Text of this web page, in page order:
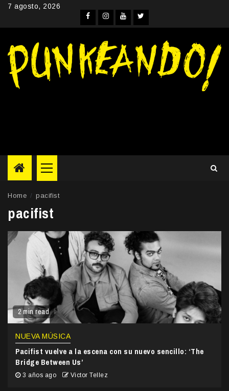
Skip7 agosto, 2026
Facebook
Instagram
YouTube
Twitter
Primary
Menu
Home pacifist
pacifist
2 min read
NUEVA MÚSICA
Pacifist vuelve a la escena con su nuevo sencillo: ‘The
Bridge Between Us’
3 años ago Victor Tellez